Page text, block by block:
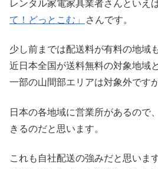
レンタル家電家具業者さんといえ
て！どっとこむ」
さんです。
少し前までは配送料が有料の地域
近日本全国が送料無料の対象地域
一部の山間部エリアは対象外です
日本の各地域に営業所があるので
きるのだと思います。
これも自社配送の強みだと思いま